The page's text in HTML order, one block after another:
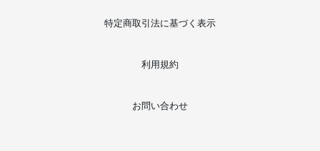
特定商取引法に基づく表示
利用規約
お問い合わせ